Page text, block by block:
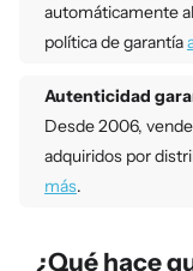
automáticamente
política de garantía
Autenticidad
Desde 2006,
adquiridos por
más.
¿Qué hace